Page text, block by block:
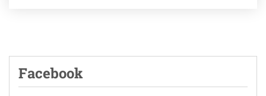
Facebook